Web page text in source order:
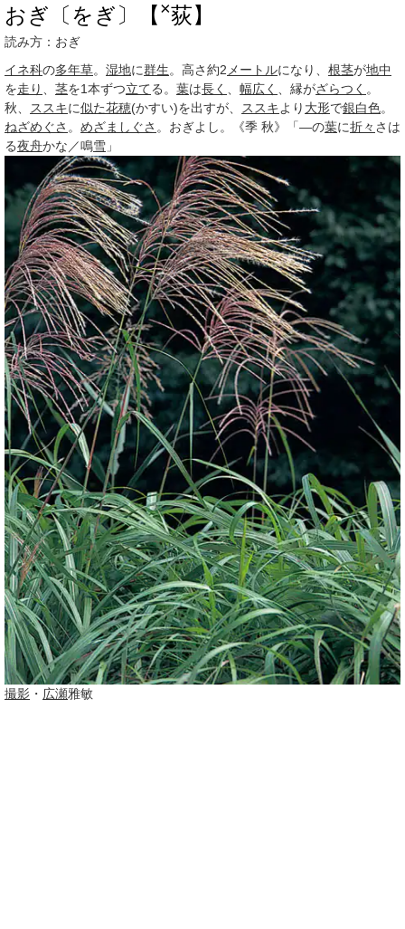
おぎ〔をぎ〕【 ×荻】
読み方：おぎ
イネ科の多年草。 湿地に群生。高さ約2メートルになり、 根茎が地中
を走り 、 茎を1本ずつ立てる。 葉は長く 、 幅広く 、縁がざらつく 。
秋、 ススキに似た花穂(かすい)を出すが、 ススキより 大形で銀白色。
ねざめぐさ 。 めざましぐさ 。おぎよし。《季 秋》「―の葉に折々 さは
る夜舟かな／鳴雪 」
撮影 ・ 広瀬雅敏